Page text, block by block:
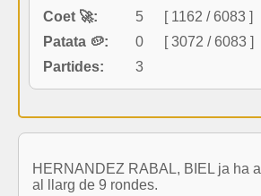
Coet 🚀:
5
[ 1162 / 6083 ]
Patata 🥔:
0
[ 3072 / 6083 ]
Partides:
3
HERNANDEZ RABAL, BIEL ja ha
al llarg de 9 rondes.